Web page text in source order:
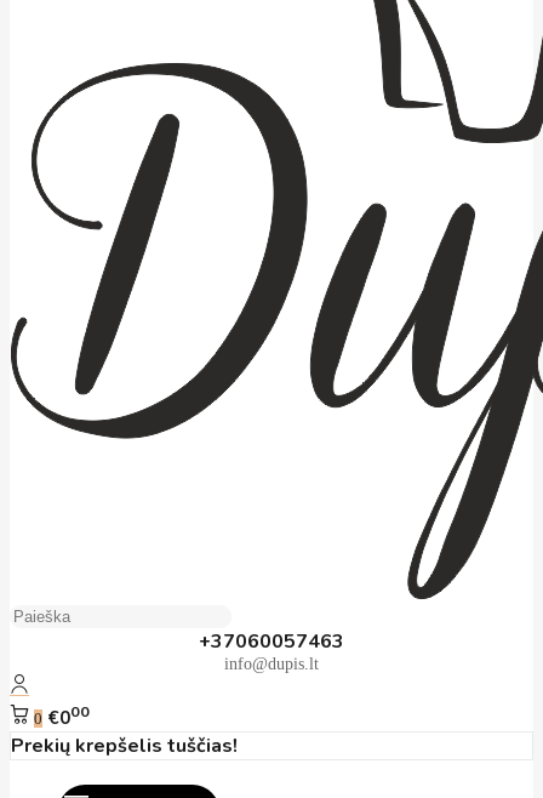
+37060057463
info@dupis.lt
0 €000
Prekių krepšelis tuščias!